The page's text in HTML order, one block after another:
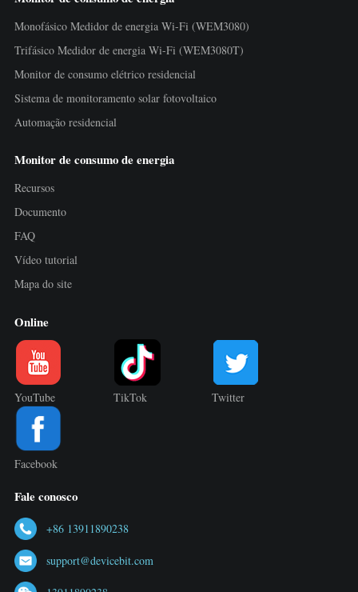
Monofásico Medidor de energia Wi-Fi (WEM3080)
Trifásico Medidor de energia Wi-Fi (WEM3080T)
Monitor de consumo elétrico residencial
Sistema de monitoramento solar fotovoltaico
Automação residencial
Monitor de consumo de energia
Recursos
Documento
FAQ
Vídeo tutorial
Mapa do site
Online
YouTube TikTok Twitter
Facebook
Fale conosco
+86 13911890238
support@devicebit.com